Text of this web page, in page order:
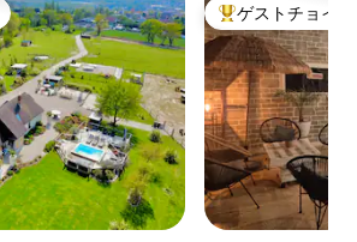
イスです。 大好評のゲスト
ゲストチョイス